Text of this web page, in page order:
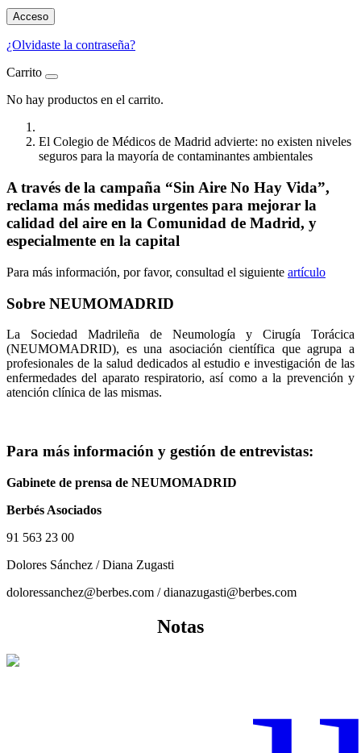
Acceso
¿Olvidaste la contraseña?
Carrito
No hay productos en el carrito.
El Colegio de Médicos de Madrid advierte: no existen niveles
seguros para la mayoría de contaminantes ambientales
A través de la campaña “Sin Aire No Hay Vida”,
reclama más medidas urgentes para mejorar la
calidad del aire en la Comunidad de Madrid, y
especialmente en la capital
Para más información, por favor, consultad el siguiente artículo
Sobre NEUMOMADRID
La Sociedad Madrileña de Neumología y Cirugía Torácica
(NEUMOMADRID), es una asociación científica que agrupa a
profesionales de la salud dedicados al estudio e investigación de las
enfermedades del aparato respiratorio, así como a la prevención y
atención clínica de las mismas.
Para más información y gestión de entrevistas:
Gabinete de prensa de NEUMOMADRID
Berbés Asociados
91 563 23 00
Dolores Sánchez / Diana Zugasti
doloressanchez@berbes.com / dianazugasti@berbes.com
Notas